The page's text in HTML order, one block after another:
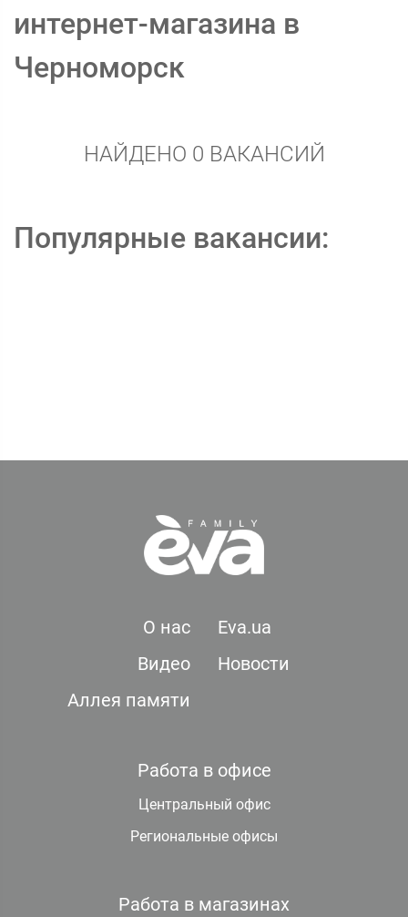
интернет-магазина в
Черноморск
НАЙДЕНО 0 ВАКАНСИЙ
Популярные вакансии:
О нас
Eva.ua
Видео
Новости
Аллея памяти
Работа в офисе
Центральный офис
Региональные офисы
Работа в магазинах